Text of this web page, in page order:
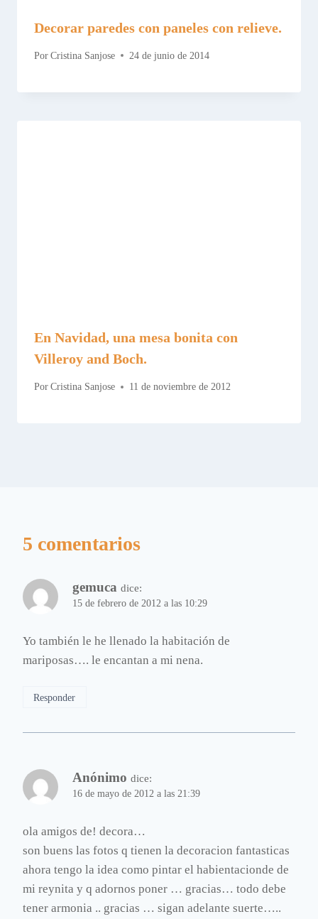
Decorar paredes con paneles con relieve.
Por Cristina Sanjose 24 de junio de 2014
En Navidad, una mesa bonita con
Villeroy and Boch.
Por Cristina Sanjose 11 de noviembre de 2012
5 comentarios
gemuca dice:
15 de febrero de 2012 a las 10:29
Yo también le he llenado la habitación de
mariposas…. le encantan a mi nena.
Responder
Anónimo dice:
16 de mayo de 2012 a las 21:39
ola amigos de! decora…
son buens las fotos q tienen la decoracion fantasticas
ahora tengo la idea como pintar el habientacionde de
mi reynita y q adornos poner … gracias… todo debe
tener armonia .. gracias … sigan adelante suerte…..